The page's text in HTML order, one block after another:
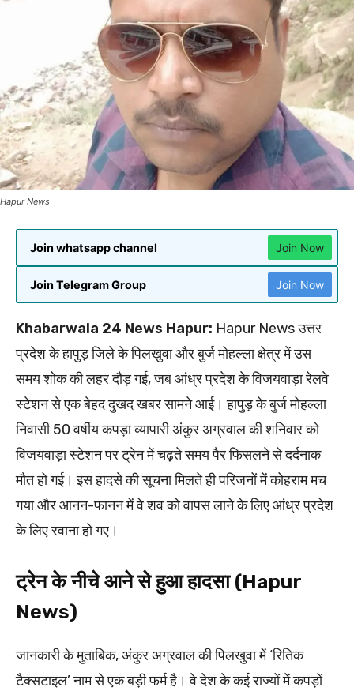
Hapur News
Join whatsapp channel Join Now
Join Telegram Group Join Now
Khabarwala 24 News Hapur: Hapur News उत्तर
प्रदेश के हापुड़ जिले के पिलखुवा और बुर्ज मोहल्ला क्षेत्र में उस
समय शोक की लहर दौड़ गई, जब आंध्र प्रदेश के विजयवाड़ा रेलवे
स्टेशन से एक बेहद दुखद खबर सामने आई। हापुड़ के बुर्ज मोहल्ला
निवासी 50 वर्षीय कपड़ा व्यापारी अंकुर अग्रवाल की शनिवार को
विजयवाड़ा स्टेशन पर ट्रेन में चढ़ते समय पैर फिसलने से दर्दनाक
मौत हो गई। इस हादसे की सूचना मिलते ही परिजनों में कोहराम मच
गया और आनन-फानन में वे शव को वापस लाने के लिए आंध्र प्रदेश
के लिए रवाना हो गए।
ट्रेन के नीचे आने से हुआ हादसा (Hapur
News)
जानकारी के मुताबिक, अंकुर अग्रवाल की पिलखुवा में ‘रितिक
टैक्सटाइल’ नाम से एक बड़ी फर्म है। वे देश के कई राज्यों में कपड़ों